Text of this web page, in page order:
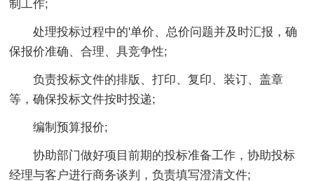
制工作;
处理投标过程中的'单价、总价问题并及时汇报，确
保报价准确、合理、具竞争性;
负责投标文件的排版、打印、复印、装订、盖章
等，确保投标文件按时投递;
编制预算报价;
协助部门做好项目前期的投标准备工作，协助投标
经理与客户进行商务谈判，负责填写澄清文件;